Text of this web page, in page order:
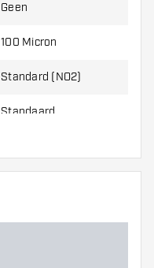
Geen
100 Micron
Standard (NO2)
Standaard